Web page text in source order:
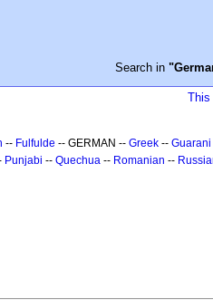
Search in
This
-- Fulfulde -- GERMAN -- Greek -- Guarani
Punjabi -- Quechua -- Romanian --